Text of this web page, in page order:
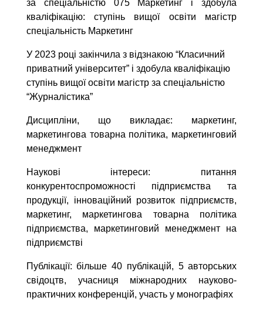
за спеціальністю 075 Маркетинг і здобула
кваліфікацію: ступінь вищої освіти магістр
спеціальність Маркетинг
У 2023 році закінчила з відзнакою “Класичний
приватний університет” і здобула кваліфікацію
ступінь вищої освіти магістр за спеціальністю
“Журналістика”
Дисципліни, що викладає: маркетинг,
маркетингова товарна політика, маркетинговий
менеджмент
Наукові інтереси: питання
конкурентоспроможності підприємства та
продукції, інноваційний розвиток підприємств,
маркетинг, маркетингова товарна політика
підприємства, маркетинговий менеджмент на
підприємстві
Публікації: більше 40 публікацій, 5 авторських
свідоцтв, учасниця міжнародних науково-
практичних конференцій, участь у монографіях